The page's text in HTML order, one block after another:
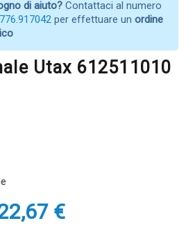
di aiuto? Contattaci al numero
per effettuare un ordine
Utax 612511010
€Il